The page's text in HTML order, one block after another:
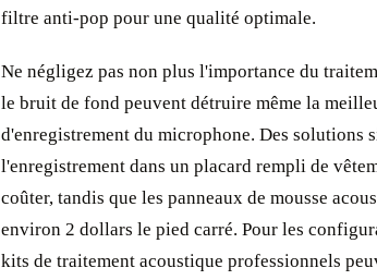
filtre anti-pop pour une qualité optimale.
Ne négligez pas non plus l'importance du
le bruit de fond peuvent détruire même la
d'enregistrement du microphone. Des solutions
l'enregistrement dans un placard rempli de
coûter, tandis que les panneaux de mousse
environ 2 dollars le pied carré. Pour les
kits de traitement acoustique professionnels